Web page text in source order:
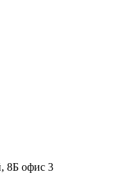
8Б офис 3